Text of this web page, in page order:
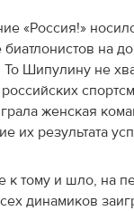
«Россия!»
биатлонистов на
Шипулину не
женская
их результата
к тому и шло, на
динамиков